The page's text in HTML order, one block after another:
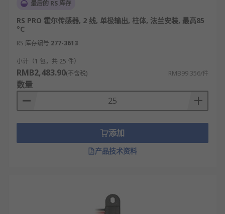
最后的 RS 库存
RS PRO 霍尔传感器, 2 线, 单极输出, 柱体, 法兰安装, 最高85
°C
RS 库存编号 277-3613
小计（1 包，共 25 件）
RMB2,483.90(不含税) RMB99.356/件
数量
添加
产品技术资料